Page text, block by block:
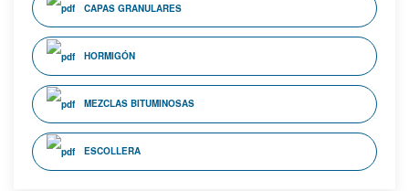
CAPAS GRANULARES
HORMIGÓN
MEZCLAS BITUMINOSAS
ESCOLLERA